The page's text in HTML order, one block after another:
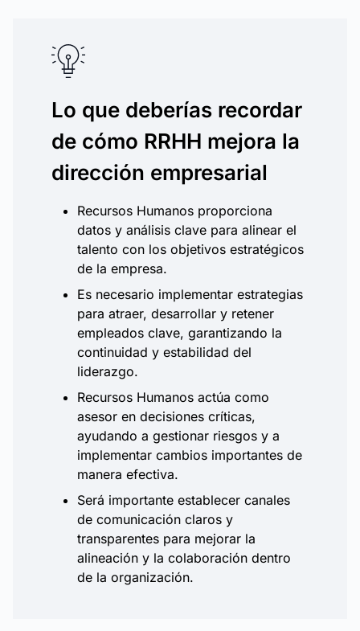
Lo que deberías recordar
de cómo RRHH mejora la
dirección empresarial
Recursos Humanos proporciona
datos y análisis clave para alinear el
talento con los objetivos estratégicos
de la empresa.
Es necesario implementar estrategias
para atraer, desarrollar y retener
empleados clave, garantizando la
continuidad y estabilidad del
liderazgo.
Recursos Humanos actúa como
asesor en decisiones críticas,
ayudando a gestionar riesgos y a
implementar cambios importantes de
manera efectiva.
Será importante establecer canales
de comunicación claros y
transparentes para mejorar la
alineación y la colaboración dentro
de la organización.